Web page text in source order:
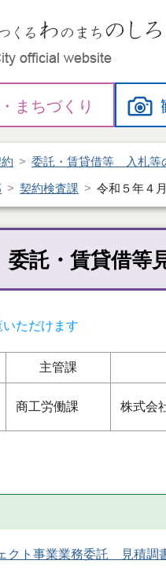
まちづくり
委託・賃貸借等 入札等
契約検査課 令和５年４
託・賃貸借等
ただけます
主管課
商工労働課 株式
クト事業業務委託 見積調